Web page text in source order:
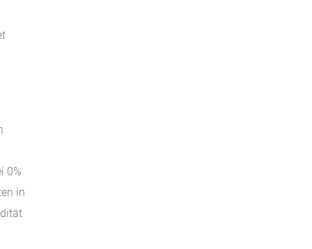
0%
in